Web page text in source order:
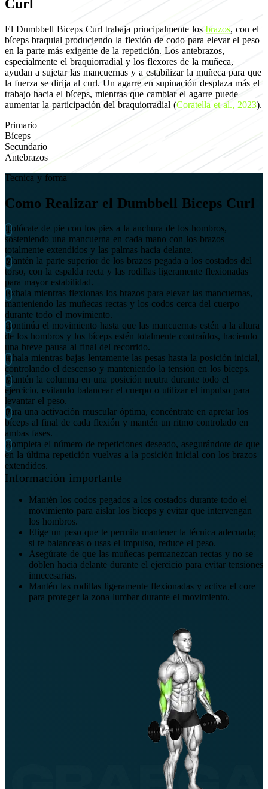
Curl
El Dumbbell Biceps Curl trabaja principalmente los brazos, con el
bíceps braquial produciendo la flexión de codo para elevar el peso
en la parte más exigente de la repetición. Los antebrazos,
especialmente el braquiorradial y los flexores de la muñeca,
ayudan a sujetar las mancuernas y a estabilizar la muñeca para que
la fuerza se dirija al curl. Un agarre en supinación desplaza más el
trabajo hacia el bíceps, mientras que cambiar el agarre puede
aumentar la participación del braquiorradial (Coratella et al., 2023).
Primario
Bíceps
Secundario
Antebrazos
Tecnica y forma
Como Realizar el Dumbbell Biceps Curl
Colócate de pie con los pies a la anchura de los hombros,
sosteniendo una mancuerna en cada mano con los brazos
totalmente extendidos y las palmas hacia delante.
Mantén la parte superior de los brazos pegada a los costados del
torso, con la espalda recta y las rodillas ligeramente flexionadas
para mayor estabilidad.
Exhala mientras flexionas los brazos para elevar las mancuernas,
manteniendo las muñecas rectas y los codos cerca del cuerpo
durante todo el movimiento.
Continúa el movimiento hasta que las mancuernas estén a la altura
de los hombros y los bíceps estén totalmente contraídos, haciendo
una breve pausa al final del recorrido.
Inhala mientras bajas lentamente las pesas hasta la posición inicial,
controlando el descenso y manteniendo la tensión en los bíceps.
Mantén la columna en una posición neutra durante todo el
ejercicio, evitando balancear el cuerpo o utilizar el impulso para
levantar el peso.
Para una activación muscular óptima, concéntrate en apretar los
bíceps al final de cada flexión y mantén un ritmo controlado en
ambas fases.
Completa el número de repeticiones deseado, asegurándote de que
en la última repetición vuelvas a la posición inicial con los brazos
extendidos.
Información importante
Mantén los codos pegados a los costados durante todo el
movimiento para aislar los bíceps y evitar que intervengan
los hombros.
Elige un peso que te permita mantener la técnica adecuada;
si te balanceas o usas el impulso, reduce el peso.
Asegúrate de que las muñecas permanezcan rectas y no se
doblen hacia delante durante el ejercicio para evitar tensiones
innecesarias.
Mantén las rodillas ligeramente flexionadas y activa el core
para proteger la zona lumbar durante el movimiento.